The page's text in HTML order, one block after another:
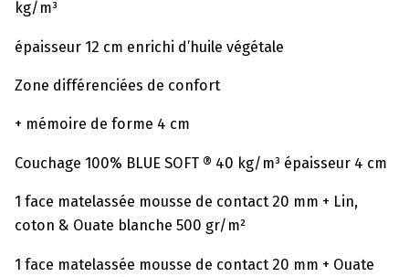
kg/m³
épaisseur 12 cm enrichi d’huile végétale
Zone différenciées de confort
+ mémoire de forme 4 cm
Couchage 100% BLUE SOFT ® 40 kg/m³ épaisseur 4 cm
1 face matelassée mousse de contact 20 mm + Lin,
coton & Ouate blanche 500 gr/m²
1 face matelassée mousse de contact 20 mm + Ouate